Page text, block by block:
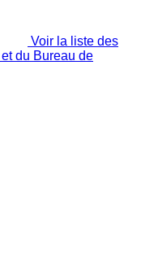
Voir la liste des
du Bureau de